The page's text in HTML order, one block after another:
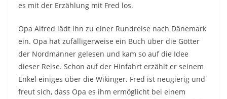
es mit der Erzählung mit Fred los.
Opa Alfred lädt ihn zu einer Rundreise nach Dänemark
ein. Opa hat zufälligerweise ein Buch über die Götter
der Nordmänner gelesen und kam so auf die Idee
dieser Reise. Schon auf der Hinfahrt erzählt er seinem
Enkel einiges über die Wikinger. Fred ist neugierig und
freut sich, dass Opa es ihm ermöglicht bei einem